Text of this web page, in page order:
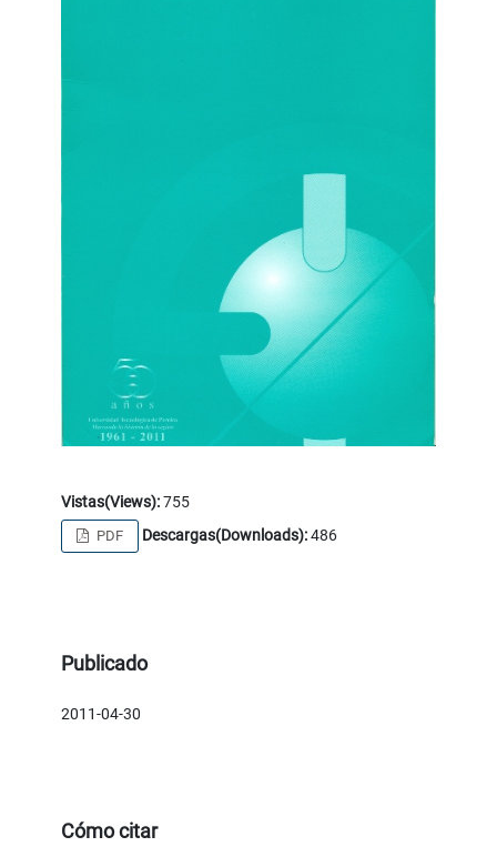
Vistas(Views):755
PDF Descargas(Downloads):486
Publicado
2011-04-30
Cómo citar